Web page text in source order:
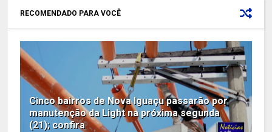
RECOMENDADO PARA VOCÊ
Cinco bairros de Nova Iguaçu passarão por
manutenção da Light na próxima segunda
(21); confira